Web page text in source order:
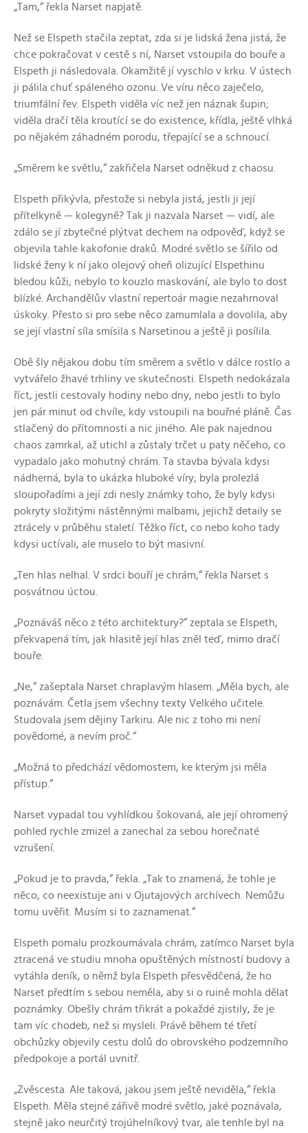
„Tam,“ řekla Narset napjatě.
Než se Elspeth stačila zeptat, zda si je lidská žena jistá, že
chce pokračovat v cestě s ní, Narset vstoupila do bouře a
Elspeth ji následovala. Okamžitě jí vyschlo v krku. V ústech
ji pálila chuť spáleného ozonu. Ve víru něco zaječelo,
triumfální řev. Elspeth viděla víc než jen náznak šupin;
viděla dračí těla kroutící se do existence, křídla, ještě vlhká
po nějakém záhadném porodu, třepající se a schnoucí.
„Směrem ke světlu,“ zakřičela Narset odněkud z chaosu.
Elspeth přikývla, přestože si nebyla jistá, jestli ji její
přítelkyně — kolegyně? Tak ji nazvala Narset — vidí, ale
zdálo se jí zbytečné plýtvat dechem na odpověď, když se
objevila tahle kakofonie draků. Modré světlo se šířilo od
lidské ženy k ní jako olejový oheň olizující Elspethinu
bledou kůži; nebylo to kouzlo maskování, ale bylo to dost
blízké. Archandělův vlastní repertoár magie nezahrnoval
úskoky. Přesto si pro sebe něco zamumlala a dovolila, aby
se její vlastní síla smísila s Narsetinou a ještě ji posílila.
Obě šly nějakou dobu tím směrem a světlo v dálce rostlo a
vytvářelo žhavé trhliny ve skutečnosti. Elspeth nedokázala
říct, jestli cestovaly hodiny nebo dny, nebo jestli to bylo
jen pár minut od chvíle, kdy vstoupili na bouřné pláně. Čas
stlačený do přítomnosti a nic jiného. Ale pak najednou
chaos zamrkal, až utichl a zůstaly trčet u paty něčeho, co
vypadalo jako mohutný chrám. Ta stavba bývala kdysi
nádherná, byla to ukázka hluboké víry; byla prolezlá
sloupořadími a její zdi nesly známky toho, že byly kdysi
pokryty složitými nástěnnými malbami, jejichž detaily se
ztrácely v průběhu staletí. Těžko říct, co nebo koho tady
kdysi uctívali, ale muselo to být masivní.
„Ten hlas nelhal. V srdci bouří je chrám,“ řekla Narset s
posvátnou úctou.
„Poznáváš něco z této architektury?“ zeptala se Elspeth,
překvapená tím, jak hlasitě její hlas zněl teď, mimo dračí
bouře.
„Ne,“ zašeptala Narset chraplavým hlasem. „Měla bych, ale
poznávám. Četla jsem všechny texty Velkého učitele.
Studovala jsem dějiny Tarkiru. Ale nic z toho mi není
povědomé, a nevím proč.“
„Možná to předchází vědomostem, ke kterým jsi měla
přístup.“
Narset vypadal tou vyhlídkou šokovaná, ale její ohromený
pohled rychle zmizel a zanechal za sebou horečnaté
vzrušení.
„Pokud je to pravda,“ řekla. „Tak to znamená, že tohle je
něco, co neexistuje ani v Ojutajových archívech. Nemůžu
tomu uvěřit. Musím si to zaznamenat.“
Elspeth pomalu prozkoumávala chrám, zatímco Narset byla
ztracená ve studiu mnoha opuštěných místností budovy a
vytáhla deník, o němž byla Elspeth přesvědčená, že ho
Narset předtím s sebou neměla, aby si o ruině mohla dělat
poznámky. Obešly chrám třikrát a pokaždé zjistily, že je
tam víc chodeb, než si mysleli. Právě během té třetí
obchůzky objevily cestu dolů do obrovského podzemního
předpokoje a portál uvnitř.
„Zvěscesta. Ale taková, jakou jsem ještě neviděla,“ řekla
Elspeth. Měla stejné zářivě modré světlo, jaké poznávala,
stejně jako neurčitý trojúhelníkový tvar, ale tenhle byl na